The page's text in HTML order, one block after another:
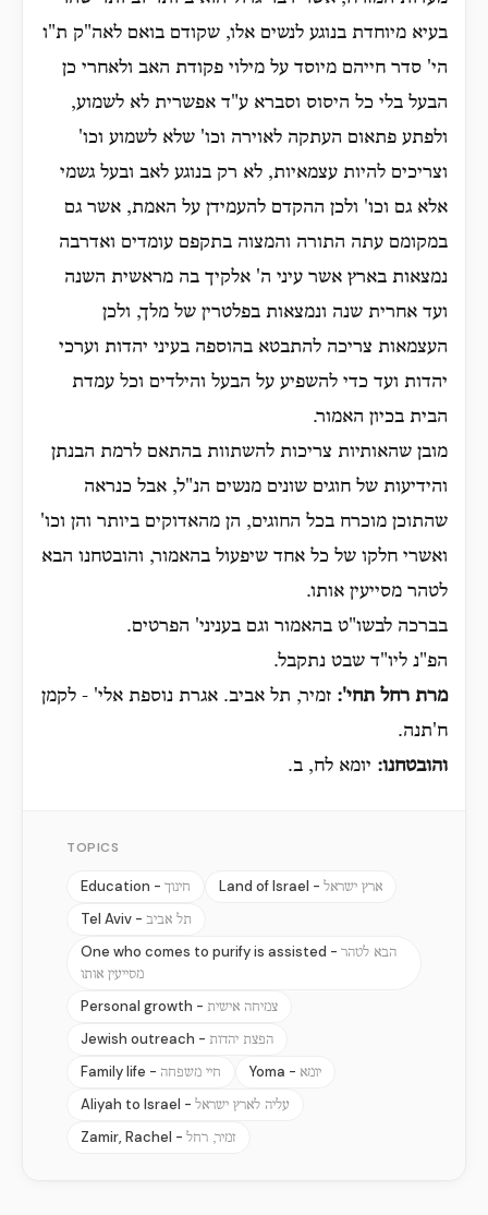
בעיא מיוחדת בנוגע לנשים אלו, שקודם בואם לאה"ק ת"ו
הי' סדר חייהם מיוסד על מילוי פקודת האב ולאחרי כן
הבעל בלי כל היסוס וסברא ע"ד אפשרית לא לשמוע,
ולפתע פתאום העתקה לאוירה וכו' שלא לשמוע וכו'
וצריכים להיות עצמאיות, לא רק בנוגע לאב ובעל גשמי
אלא גם וכו' ולכן ההקדם להעמידן על האמת, אשר גם
במקומם עתה התורה והמצוה בתקפם עומדים ואדרבה
נמצאות בארץ אשר עיני ה' אלקיך בה מראשית השנה
ועד אחרית שנה ונמצאות בפלטרין של מלך, ולכן
העצמאות צריכה להתבטא בהוספה בעיני יהדות וערכי
יהדות ועד כדי להשפיע על הבעל והילדים וכל עמדת
הבית בכיון האמור.
מובן שהאותיות צריכות להשתוות בהתאם לרמת הבנתן
והידיעות של חוגים שונים מנשים הנ"ל, אבל כנראה
שהתוכן מוכרח בכל החוגים, הן מהאדוקים ביותר והן וכו'
ואשרי חלקו של כל אחד שיפעול בהאמור, והובטחנו הבא
לטהר מסייעין אותו.
בברכה לבשו"ט בהאמור וגם בעניני' הפרטים.
הפ"נ ליו"ד שבט נתקבל.
מרת רחל תחי': זמיר, תל אביב. אגרת נוספת אלי' - לקמן
ח'תנה.
והובטחנו: יומא לח, ב.
TOPICS
Education - חינוך Land of Israel - ארץ ישראל
Tel Aviv - תל אביב
One who comes to purify is assisted - הבא לטהר
מסייעין אותו
Personal growth - צמיחה אישית
Jewish outreach - הפצת יהדות
Family life - חיי משפחה Yoma - יומא
Aliyah to Israel - עליה לארץ ישראל
Zamir, Rachel - זמיר, רחל